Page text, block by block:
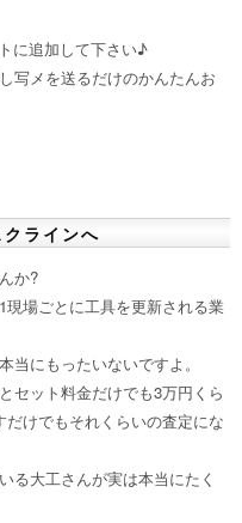
に追加して下さい♪
写メを送るだけのかんたんお
ラインへ
か?
場ごとに工具を更新される業
当にもったいないですよ。
セット料金だけでも3万円くら
けでもそれくらいの査定にな
る大工さんが実は本当にたく